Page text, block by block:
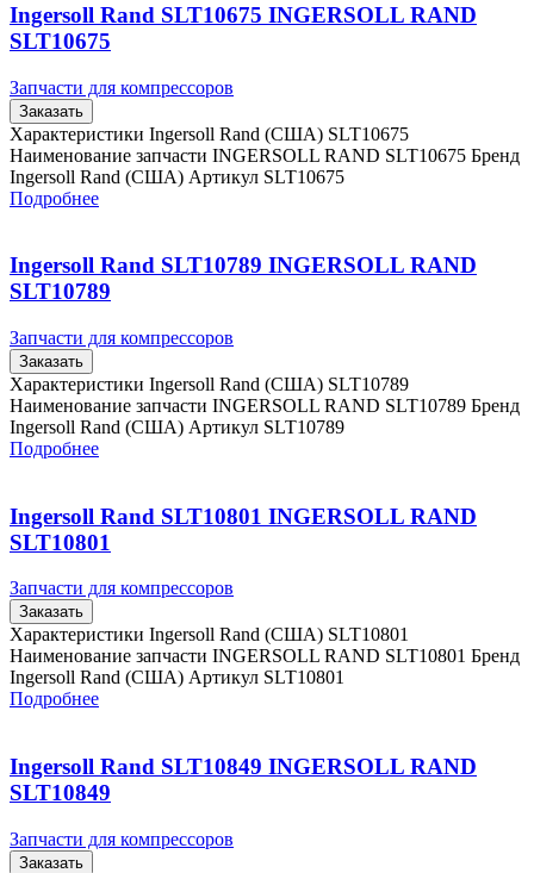
Ingersoll Rand SLT10675 INGERSOLL RAND
SLT10675
Запчасти для компрессоров
Заказать
Характеристики Ingersoll Rand (США) SLT10675
Наименование запчасти INGERSOLL RAND SLT10675 Бренд
Ingersoll Rand (США) Артикул SLT10675
Подробнее
Ingersoll Rand SLT10789 INGERSOLL RAND
SLT10789
Запчасти для компрессоров
Заказать
Характеристики Ingersoll Rand (США) SLT10789
Наименование запчасти INGERSOLL RAND SLT10789 Бренд
Ingersoll Rand (США) Артикул SLT10789
Подробнее
Ingersoll Rand SLT10801 INGERSOLL RAND
SLT10801
Запчасти для компрессоров
Заказать
Характеристики Ingersoll Rand (США) SLT10801
Наименование запчасти INGERSOLL RAND SLT10801 Бренд
Ingersoll Rand (США) Артикул SLT10801
Подробнее
Ingersoll Rand SLT10849 INGERSOLL RAND
SLT10849
Запчасти для компрессоров
Заказать